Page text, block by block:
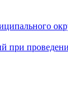
при